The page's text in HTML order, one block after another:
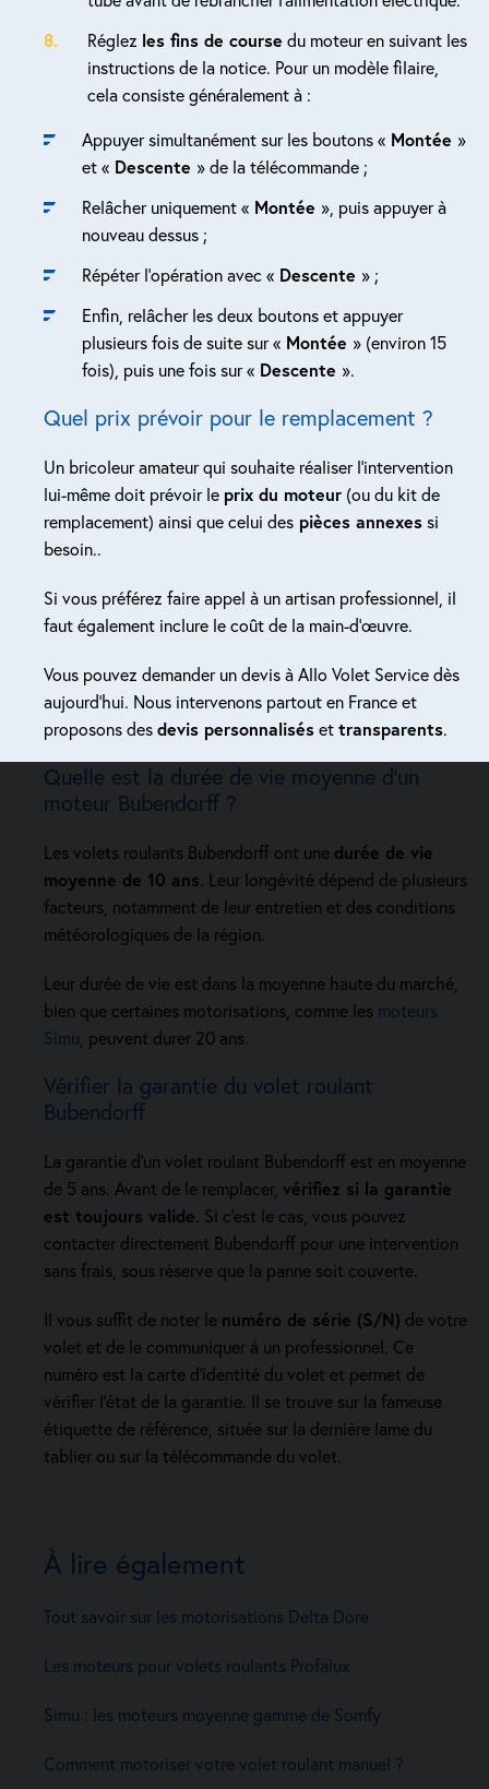
Réglez les fins de course du moteur en suivant les
instructions de la notice. Pour un modèle filaire,
cela consiste généralement à :
Appuyer simultanément sur les boutons « Montée »
et « Descente » de la télécommande ;
Relâcher uniquement « Montée », puis appuyer à
nouveau dessus ;
Répéter l’opération avec « Descente » ;
Enfin, relâcher les deux boutons et appuyer
plusieurs fois de suite sur « Montée » (environ 15
fois), puis une fois sur « Descente ».
Quel prix prévoir pour le remplacement ?
Un bricoleur amateur qui souhaite réaliser l’intervention
lui-même doit prévoir le prix du moteur (ou du kit de
remplacement) ainsi que celui des pièces annexessi
besoin..
Si vous préférez faire appel à un artisan professionnel, il
faut également inclure le coût de la main-d’œuvre.
Vous pouvez demander un devis à Allo Volet Service dès
aujourd’hui. Nous intervenons partout en France et
proposons desdevis personnalisésettransparents.
Quelle est la durée de vie moyenne d’un
moteur Bubendorff ?
Les volets roulants Bubendorff ont une durée de vie
moyenne de 10 ans . Leur longévité dépend de plusieurs
facteurs, notamment de leur entretien et des conditions
météorologiques de la région.
Leur durée de vie est dans la moyenne haute du marché,
bien que certaines motorisations, comme les moteurs
Simu , peuvent durer 20 ans.
Vérifier la garantie du volet roulant
Bubendorff
La garantie d’un volet roulant Bubendorff est en moyenne
de 5 ans. Avant de le remplacer, vérifiez si la garantie
est toujours valide . Si c’est le cas, vous pouvez
contacter directement Bubendorff pour une intervention
sans frais, sous réserve que la panne soit couverte.
Il vous suffit de noter le numéro de série (S/N) de votre
volet et de le communiquer à un professionnel. Ce
numéro est la carte d’identité du volet et permet de
vérifier l’état de la garantie. Il se trouve sur la fameuse
étiquette de référence, située sur la dernière lame du
tablier ou sur la télécommande du volet.
À lire également
Tout savoir sur les motorisations Delta Dore
Les moteurs pour volets roulants Profalux
Simu : les moteurs moyenne gamme de Somfy
Comment motoriser votre volet roulant manuel ?